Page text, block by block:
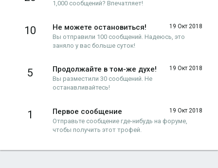
1,000 сообщений? Впечатляет!
10 19 Окт 2018
Не можете остановиться!
Вы отправили 100 сообщений. Надеюсь, это
заняло у вас больше суток!
5 19 Окт 2018
Продолжайте в том-же духе!
Вы разместили 30 сообщений. Не
останавливайтесь!
1 19 Окт 2018
Первое сообщение
Отправьте сообщение где-нибудь на форуме,
чтобы получить этот трофей.